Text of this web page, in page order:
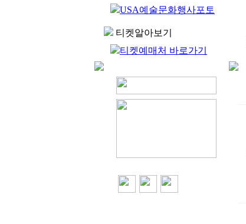
USA예술문화행사포토
티켓알아보기
티켓예매처 바로가기